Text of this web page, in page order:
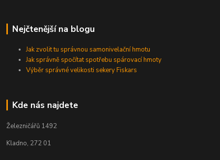
Nejčtenější na blogu
Jak zvolit tu správnou samonivelační hmotu
Jak správně spočítat spotřebu spárovací hmoty
Výběr správné velikosti sekery Fiskars
Kde nás najdete
Železničářů 1492
Kladno, 272 01